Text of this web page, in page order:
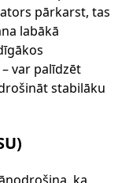
pārkarst, tas
labākā
var palīdzēt
stabilāku